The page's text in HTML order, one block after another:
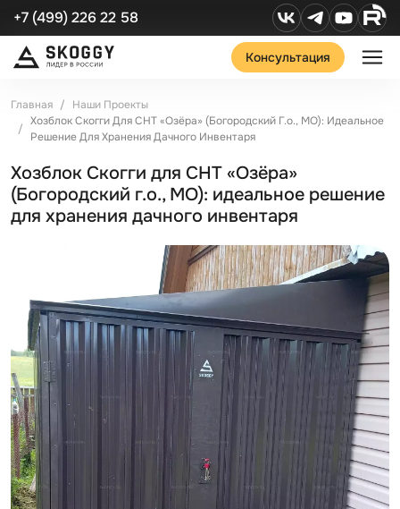
+7 (499) 226 22 58
Консультация
Главная
Наши Проекты
Хозблок Скогги Для СНТ «Озёра» (Богородский Г.о., МО): Идеальное
Решение Для Хранения Дачного Инвентаря
Хозблок Скогги для СНТ «Озёра»
(Богородский г.о., МО): идеальное решение
для хранения дачного инвентаря